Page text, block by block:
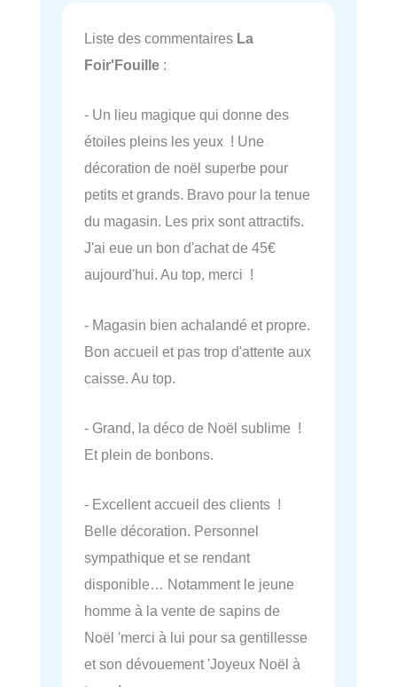
Liste des commentaires La
Foir'Fouille :
- Un lieu magique qui donne des
étoiles pleins les yeux ! Une
décoration de noël superbe pour
petits et grands. Bravo pour la tenue
du magasin. Les prix sont attractifs.
J'ai eue un bon d'achat de 45€
aujourd'hui. Au top, merci !
- Magasin bien achalandé et propre.
Bon accueil et pas trop d'attente aux
caisse. Au top.
- Grand, la déco de Noël sublime !
Et plein de bonbons.
- Excellent accueil des clients !
Belle décoration. Personnel
sympathique et se rendant
disponible… Notamment le jeune
homme à la vente de sapins de
Noël 'merci à lui pour sa gentillesse
et son dévouement 'Joyeux Noël à